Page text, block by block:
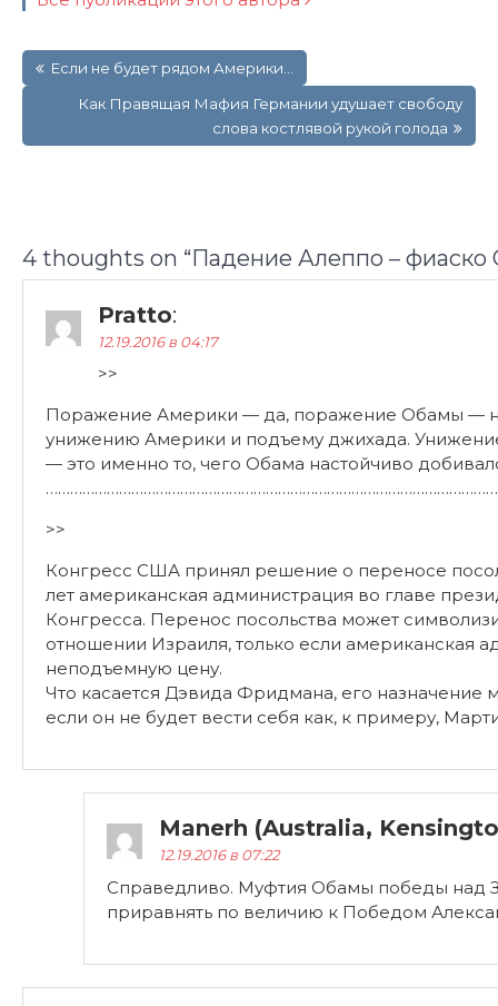
по
записям
Если не будет рядом Америки…
Как Правящая Мафия Германии удушает свободу
слова костлявой рукой голода
4 thoughts on “Падение Алеппо –
Pratto:
12.19.2016 в 04:17
>>
Поражение Америки — да, поражение Обамы —
унижению Америки и подъему джихада.
— это именно то, чего Обама настойчиво
>>
Конгресс США принял решение о переносе
лет американская администрация во главе
Конгресса. Перенос посольства может
отношении Израиля, только если американская
неподъемную цену.
Что касается Дэвида Фридмана, его назначение
если он не будет вести себя как, к примеру,
Manerh (Australia,
12.19.2016 в 07:22
Справедливо. Муфтия Обамы победы над
приравнять по величию к Победом